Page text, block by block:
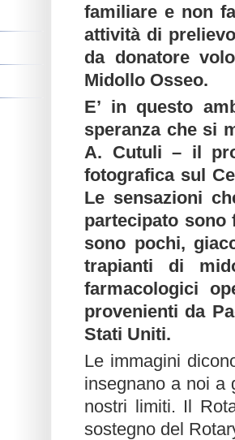
familiare e non
attività di
da donatore
Midollo Osseo.
E’ in questo
speranza che si
A. Cutuli – il
fotografica sul
Le sensazioni
partecipato sono
sono pochi,
trapianti di
farmacologici
provenienti da
Stati Uniti.
Le immagini
insegnano a noi a
nostri limiti. Il
sostegno del